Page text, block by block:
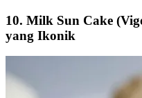
10. Milk Sun Cake
yang Ikonik